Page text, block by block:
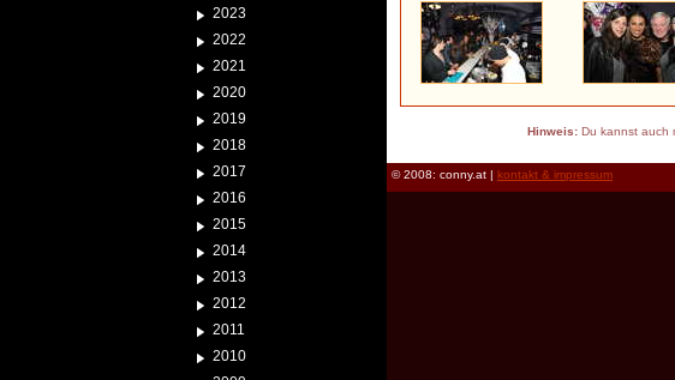
2023
2022
2021
2020
2019
2018
2017
2016
2015
2014
2013
2012
2011
2010
Hinweis:Du kannst auch
© 2008: conny.at | kontakt & impressum